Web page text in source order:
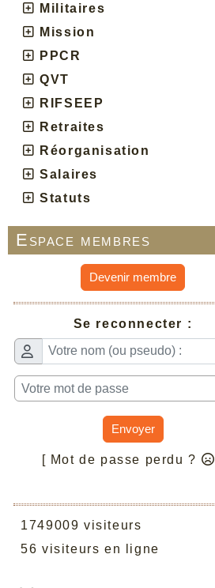
Militaires
Mission
PPCR
QVT
RIFSEEP
Retraites
Réorganisation
Salaires
Statuts
Espace membres
Devenir membre
Se reconnecter :
Envoyer
[ Mot de passe perdu ?
1749009 visiteurs
56 visiteurs en ligne